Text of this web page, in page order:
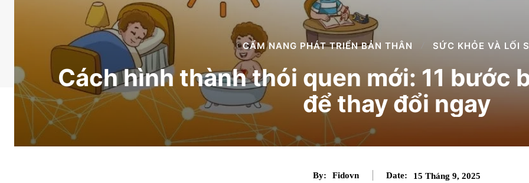
CẨM NANG PHÁT TRIỂN BẢN THÂN SỨC KHỎE VÀ LỐI
Cách hình thành thói quen mới: 11 bước
để thay đổi ngay
By: Fidovn Date: 15 Tháng 9, 2025